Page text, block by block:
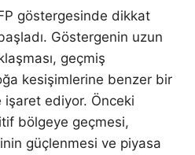
göstergesinde dikkat
Göstergenin uzun
geçmiş
kesişimlerine benzer bir
işaret ediyor. Önceki
bölgeye geçmesi,
güçlenmesi ve piyasa